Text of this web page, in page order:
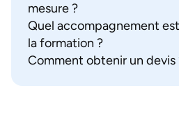
de nouvelles compétences,
accompagnement du
de nouveaux outils et
mesure ?
Nous définissons ensemble
concevons un programme
pratiques, modalités
Quel accompagnement
la formation ?
Nous assurons un suivi post-
Comment obtenir un devis